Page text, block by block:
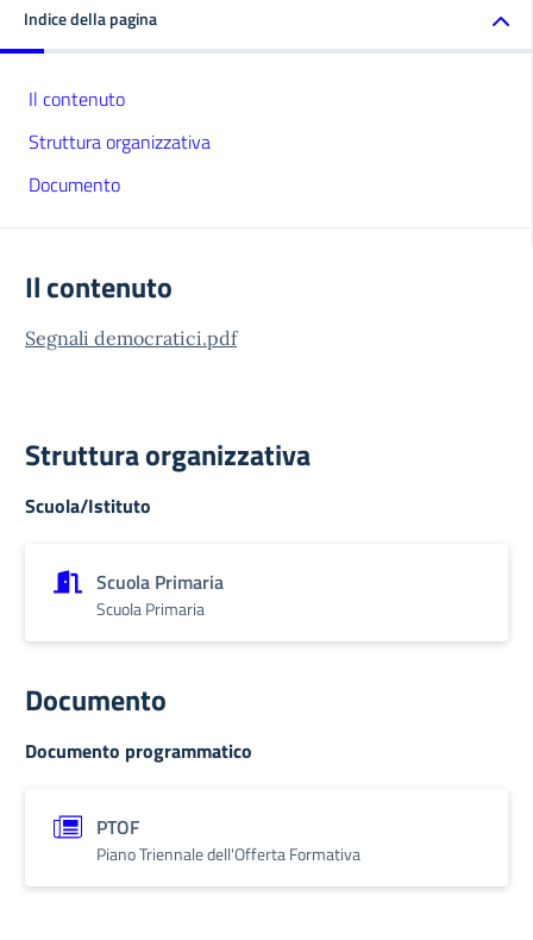
Indice della pagina
Il contenuto
Struttura organizzativa
Documento
Il contenuto
Segnali democratici.pdf
Struttura organizzativa
Scuola/Istituto
Scuola Primaria
Scuola Primaria
Documento
Documento programmatico
PTOF
Piano Triennale dell'Offerta Formativa